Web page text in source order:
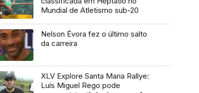
Mundial de Atletismo sub-20
Nelson Évora fez o último salto
da carreira
XLV Explore Santa Maria Rallye:
Luís Miguel Rego pode